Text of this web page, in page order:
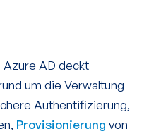
Azure AD deckt
um die Verwaltung
Authentifizierung,
Provisionierung von